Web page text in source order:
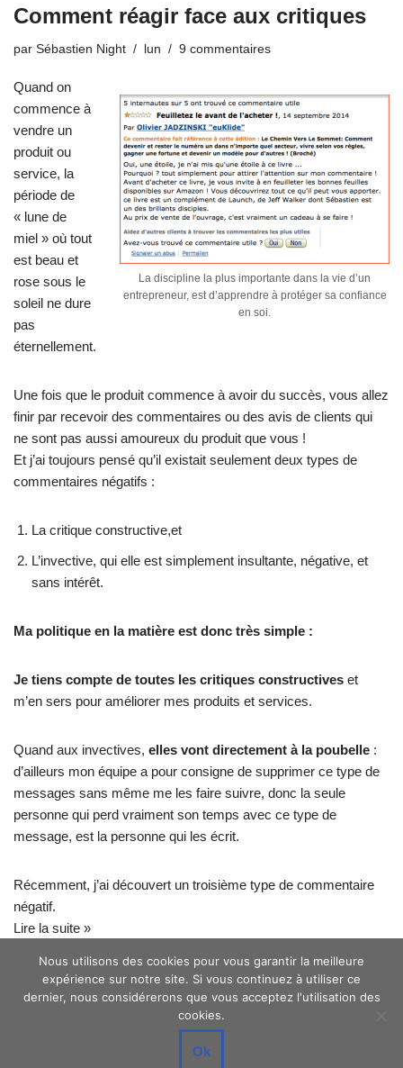
Comment réagir face aux critiques
par Sébastien Night lun 9 commentaires
La discipline la plus importante dans la vie d’un
entrepreneur, est d’apprendre à protéger sa confiance
en soi.
Quand on
commence à
vendre un
produit ou
service, la
période de
« lune de
miel » où tout
est beau et
rose sous le
soleil ne dure
pas
éternellement.
Une fois que le produit commence à avoir du succès, vous allez
finir par recevoir des commentaires ou des avis de clients qui
ne sont pas aussi amoureux du produit que vous !
Et j’ai toujours pensé qu’il existait seulement deux types de
commentaires négatifs :
La critique constructive,et
L’invective, qui elle est simplement insultante, négative, et
sans intérêt.
Ma politique en la matière est donc très simple :
Je tiens compte de toutes les critiques constructives et
m’en sers pour améliorer mes produits et services.
Quand aux invectives, elles vont directement à la poubelle :
d’ailleurs mon équipe a pour consigne de supprimer ce type de
messages sans même me les faire suivre, donc la seule
personne qui perd vraiment son temps avec ce type de
message, est la personne qui les écrit.
Récemment, j’ai découvert un troisième type de commentaire
négatif.
Lire la suite »
Nous utilisons des cookies pour vous garantir la meilleure
expérience sur notre site. Si vous continuez à utiliser ce
dernier, nous considérerons que vous acceptez l'utilisation des
cookies.
Ok